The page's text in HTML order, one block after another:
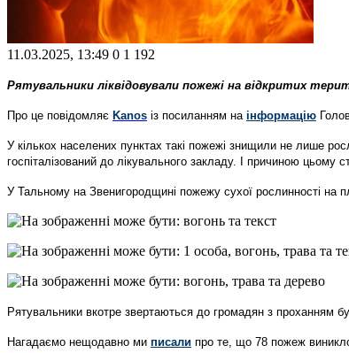
11.03.2025, 13:49 0 1 192
Рятувальники ліквідовували пожежі на відкритих
Про це повідомляє Kanos із посиланням на інформацію
У кількох населених пунктах такі пожежі знищили не лише
госпіталізований до лікувального закладу. І причиною цьому
У Тальному на Звенигородщині пожежу сухої рослинності на
Рятувальники вкотре звертаються до громадян з проханням
Нагадаємо нещодавно ми писали про те, що 78 пожеж